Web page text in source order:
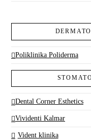
Poliklinika Poliderma
Dental Corner Esthetics
Vividenti Kalmar
Vident klinika